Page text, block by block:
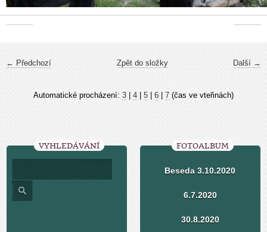
← Předchozí Další →
Zpět do složky
Automatické procházení: 3 4 5 6 7 (čas ve vteřinách)
VYHLEDÁVÁNÍ FOTOALBUM
Beseda 3.10.2020
6.7.2020
30.8.2020